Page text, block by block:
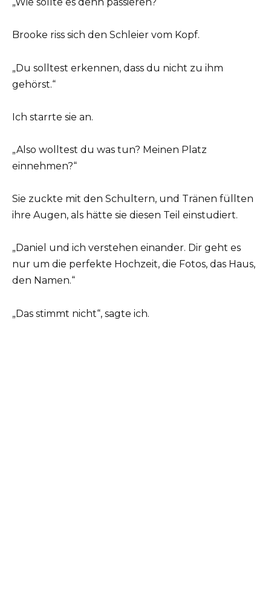
Brooke riss sich den Schleier vom Kopf.
„Du solltest erkennen, dass du nicht zu ihm
gehörst.“
Ich starrte sie an.
„Also wolltest du was tun? Meinen Platz
einnehmen?“
Sie zuckte mit den Schultern, und Tränen füllten
ihre Augen, als hätte sie diesen Teil einstudiert.
„Daniel und ich verstehen einander. Dir geht es
nur um die perfekte Hochzeit, die Fotos, das Haus,
den Namen.“
„Das stimmt nicht“, sagte ich.